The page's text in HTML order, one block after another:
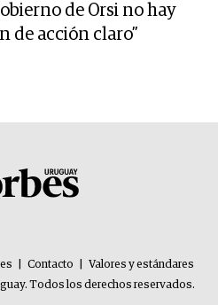
de Orsi no hay
de acción claro”
Contacto
Valores y estándares
Todos los derechos reservados.